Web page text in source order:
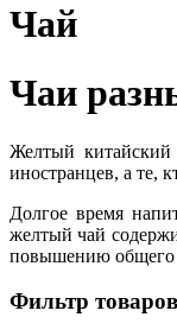
Чай
Чаи
Желтый китайский
иностранцев, а те,
Долгое время
желтый чай
повышению общего
Фильтр товаров